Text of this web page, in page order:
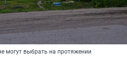
могут выбрать на протяжении